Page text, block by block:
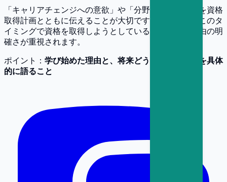
「キャリアチェンジへの意欲」や「分野への理解度」を資格
取得計画とともに伝えることが大切です。特に、なぜこのタ
イミングで資格を取得しようとしているのか、その理由の明
確さが重視されます。
ポイント： 学び始めた理由と、将来どう活かしたいかを具体
的に語ること